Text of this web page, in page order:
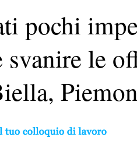
pochi
svanire le